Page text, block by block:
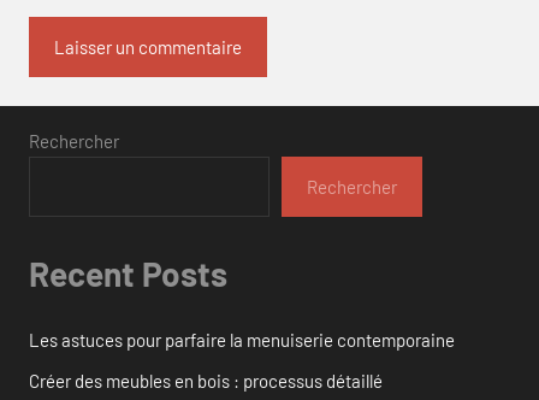
Rechercher
Rechercher
Recent Posts
Les astuces pour parfaire la menuiserie contemporaine
Créer des meubles en bois : processus détaillé